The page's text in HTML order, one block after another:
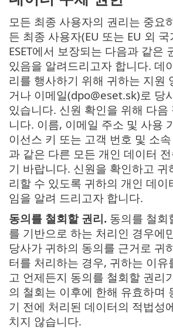
모든 최종 사용자의 권리는 중요
든 최종 사용자(EU 또는 EU 외
ESET에서 보장되는 다음과 같은
있음을 알려드리고자 합니다. 데
리를 행사하기 위해 귀하는 지원
거나 이메일(dpo@eset.sk)로 당
있습니다. 신원 확인을 위해 다음
니다. 이름, 이메일 주소 및 사용
이선스 키 또는 고객 번호 및 소
과 같은 다른 모든 개인 데이터
기 바랍니다. 신원을 확인하고 귀
리할 수 있도록 귀하의 개인 데이
임을 알려 드리고자 합니다.
동의를 철회할 권리. 동의를 철회
를 기반으로 하는 처리인 경우에
당사가 귀하의 동의를 근거로 귀
터를 처리하는 경우, 귀하는 이유
고 언제든지 동의를 철회할 권리
의 철회는 이후에 한해 유효하며
기 전에 처리된 데이터의 적법성
치지 않습니다.